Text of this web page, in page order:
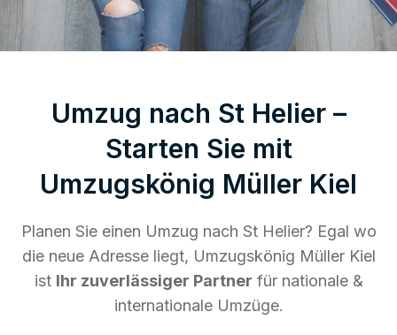
Umzug nach St Helier –
Starten Sie mit
Umzugskönig Müller Kiel
Planen Sie einen Umzug nach St Helier? Egal wo
die neue Adresse liegt, Umzugskönig Müller Kiel
ist Ihr zuverlässiger Partner für nationale &
internationale Umzüge.